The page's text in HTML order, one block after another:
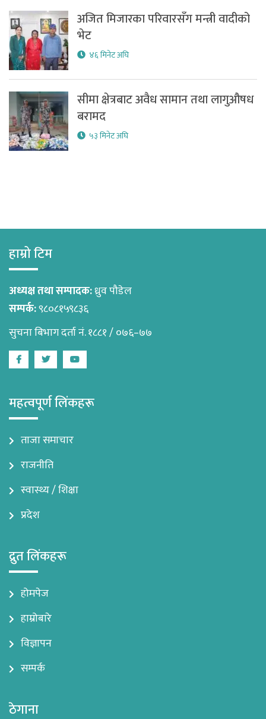
अजित मिजारका परिवारसँग मन्त्री वादीको
भेट
४६ मिनेट अघि
सीमा क्षेत्रबाट अवैध सामान तथा लागुऔषध
बरामद
५३ मिनेट अघि
हाम्रो टिम
अध्यक्ष तथा सम्पादक:ध्रुव पौडेल
सम्पर्क:९८०८१५९८३६
सुचना बिभाग दर्ता नं. १८८१ / ०७६–७७
FacebookTwitterYoutube
महत्वपूर्ण लिंकहरू
ताजा समाचार
राजनीति
स्वास्थ्य / शिक्षा
प्रदेश
द्रुत लिंकहरू
होमपेज
हाम्रोबारे
विज्ञापन
सम्पर्क
ठेगाना